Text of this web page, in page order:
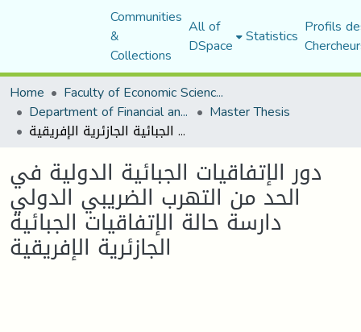
Communities
&
Collections
All of
DSpace Statistics Profils
Home
Faculty of Economic Sciences, Commerce and Management Sciences
Department of Financial and Accounting Sciences Master Thesis
دور الإتفاقيات الجبائية الدولية في الحد من التهرب الضريبي الدولي دارسة حالة الإتفاقيات الجبائية الجازئرية الإفريقية
دور الإتفاقيات الجبائية الدولية في
الحد من التهرب الضريبي الدولي
دارسة حالة الإتفاقيات الجبائية
الجازئرية الإفريقية